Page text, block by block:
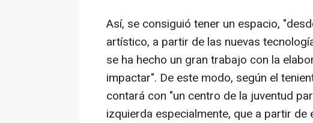
Así, se consiguió tener un espacio,
artístico, a partir de las nuevas
se ha hecho un gran trabajo con la
impactar". De este modo, según el
contará con "un centro de la juventud
izquierda especialmente, que a partir